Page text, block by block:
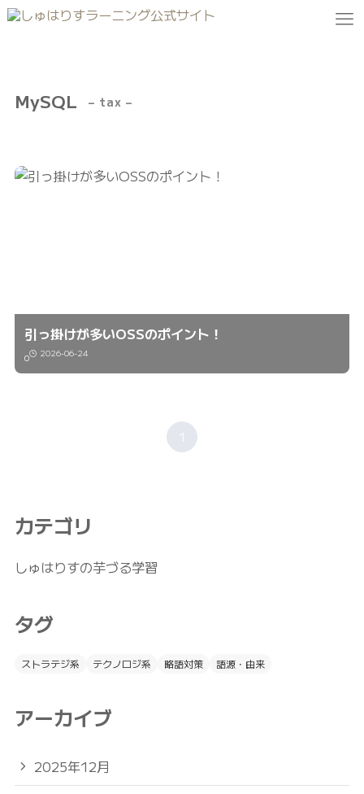
MySQL – tax –
引っ掛けが多いOSSのポイント！
0 2026-06-24
1
カテゴリ
しゅはりすの芋づる学習
タグ
ストラテジ系 テクノロジ系 略語対策 語源・由来
アーカイブ
2025年12月